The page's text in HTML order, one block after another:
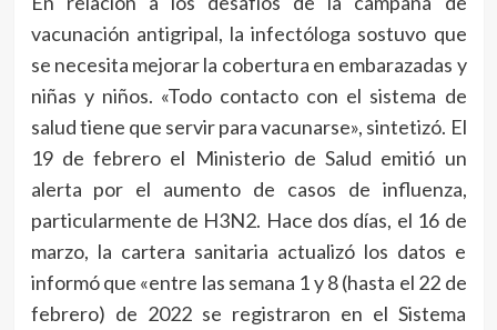
vacunación antigripal, la infectóloga sostuvo que
se necesita mejorar la cobertura en embarazadas y
niñas y niños. «Todo contacto con el sistema de
salud tiene que servir para vacunarse», sintetizó. El
19 de febrero el Ministerio de Salud emitió un
alerta por el aumento de casos de influenza,
particularmente de H3N2. Hace dos días, el 16 de
marzo, la cartera sanitaria actualizó los datos e
informó que «entre las semana 1 y 8 (hasta el 22 de
febrero) de 2022 se registraron en el Sistema